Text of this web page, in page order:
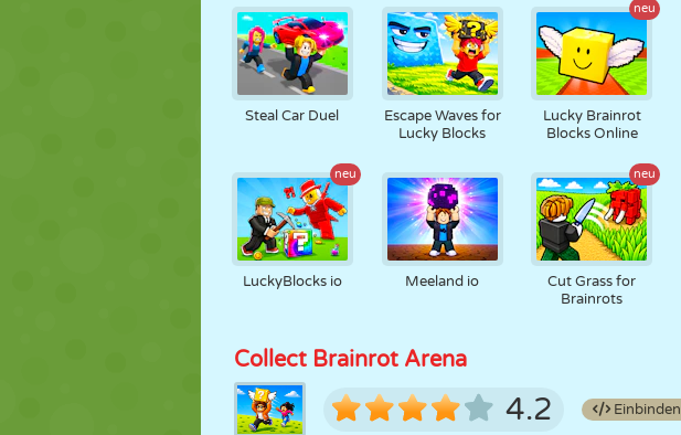
Steal Car Duel
Escape Waves for
Lucky Blocks
neu
Lucky Brainrot
Blocks Online
neu
LuckyBlocks io Meeland io
neu
Cut Grass for
Brainrots
Collect Brainrot Arena
4.2 Einbinden